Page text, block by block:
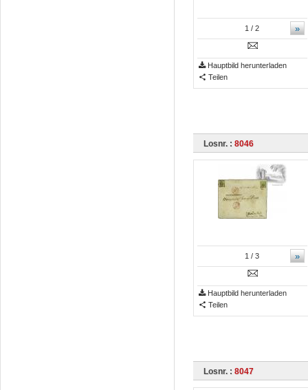
»
1 / 2
Hauptbild herunterladen
Teilen
Losnr. : 8046
»
1 / 3
Hauptbild herunterladen
Teilen
Losnr. : 8047